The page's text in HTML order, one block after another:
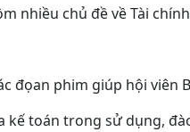
nhiều chủ đề về Tài
phim giúp hội
toán trong sử dụng,